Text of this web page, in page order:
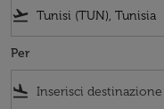
flight_takeoff
Per
flight_land